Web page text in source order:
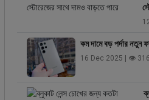
কম দামে বড় পর্দার নতুন
16 Dec 2025 | 👁